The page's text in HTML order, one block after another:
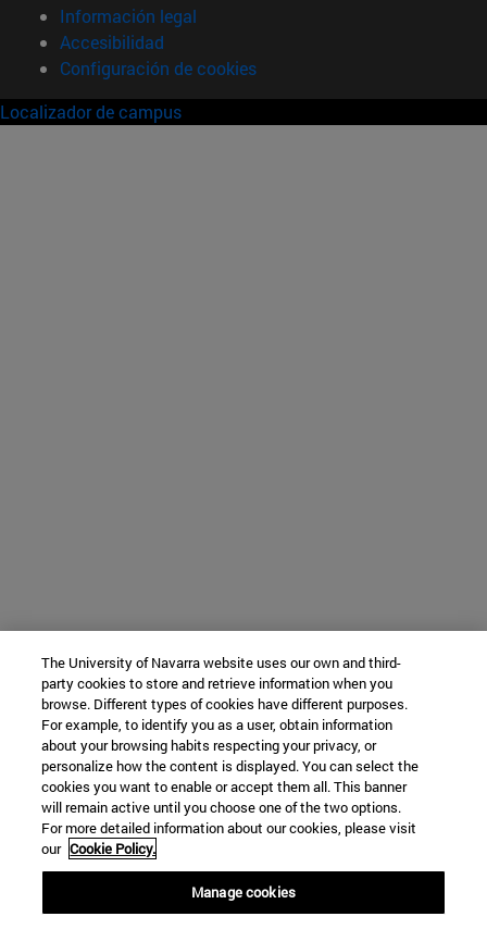
Información legal
Accesibilidad
Configuración de cookies
Localizador de campus
The University of Navarra website uses our own and third-
party cookies to store and retrieve information when you
browse. Different types of cookies have different purposes.
For example, to identify you as a user, obtain information
about your browsing habits respecting your privacy, or
personalize how the content is displayed. You can select the
cookies you want to enable or accept them all. This banner
will remain active until you choose one of the two options.
For more detailed information about our cookies, please visit
our Cookie Policy.
Manage cookies